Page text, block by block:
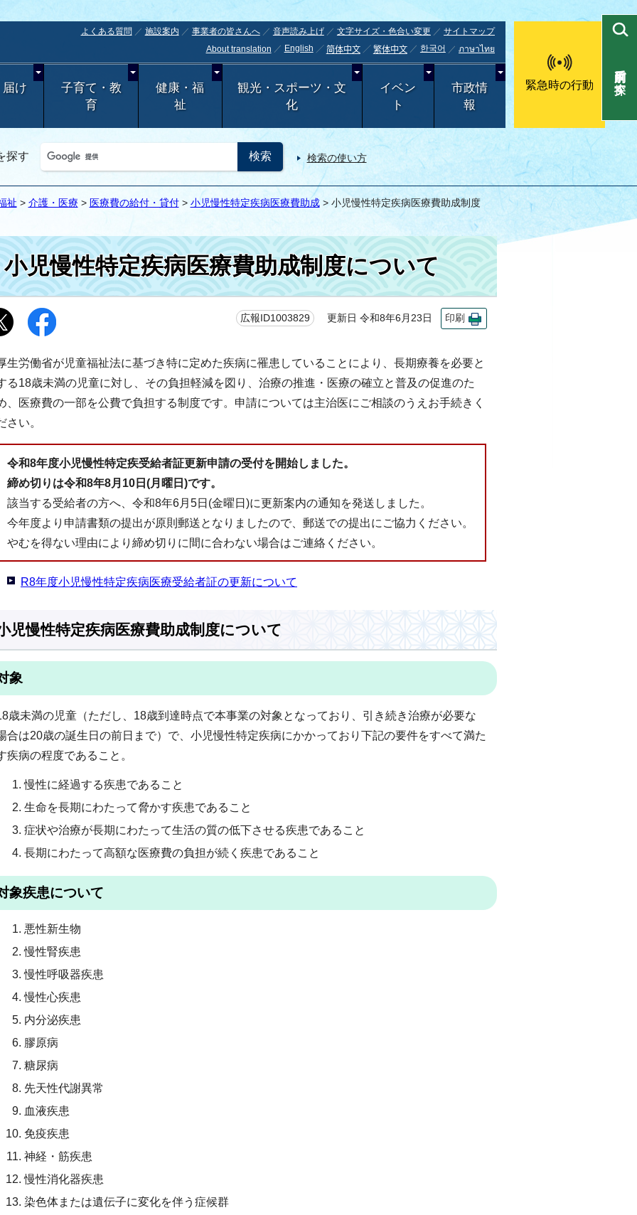
よくある質問 施設案内 事業者の皆さんへ 音声読み上げ 文字サイズ・色合い変更
サイトマップ
About translation
English 简体中文 繁体中文 한국어 ภาษาไทย
け
子育て・教
育
健康・福
祉
観光・スポーツ・文
化
イベン
ト
市政情
報
緊急時の行動
探す 検索の使い方
目的別で探す
祉 > 介護・医療 > 医療費の給付・貸付> 小児慢性特定疾病医療費助成> 小児慢性特定疾病医療費助成制度
小児慢性特定疾病医療費助成制度について
広報ID1003829 更新日 令和8年6月23日 印刷
生労働省が児童福祉法に基づき特に定めた疾病に罹患していることにより、長期療養を必要と
る18歳未満の児童に対し、その負担軽減を図り、治療の推進・医療の確立と普及の促進のた
、医療費の一部を公費で負担する制度です。申請については主治医にご相談のうえお手続きく
さい。
令和8年度小児慢性特定疾受給者証更新申請の受付を開始しました。
締め切りは令和8年8月10日(月曜日)です。
該当する受給者の方へ、令和8年6月5日(金曜日)に更新案内の通知を発送しました。
今年度より申請書類の提出が原則郵送となりましたので、郵送での提出にご協力ください。
やむを得ない理由により締め切りに間に合わない場合はご連絡ください。
R8年度小児慢性特定疾病医療受給者証の更新について
児慢性特定疾病医療費助成制度について
象
歳未満の児童（ただし、18歳到達時点で本事業の対象となっており、引き続き治療が必要な
合は20歳の誕生日の前日まで）で、小児慢性特定疾病にかかっており下記の要件をすべて満た
疾病の程度であること。
慢性に経過する疾患であること
生命を長期にわたって脅かす疾患であること
症状や治療が長期にわたって生活の質の低下させる疾患であること
長期にわたって高額な医療費の負担が続く疾患であること
象疾患について
悪性新生物
慢性腎疾患
慢性呼吸器疾患
慢性心疾患
内分泌疾患
膠原病
糖尿病
先天性代謝異常
血液疾患
免疫疾患
神経・筋疾患
慢性消化器疾患
染色体または遺伝子に変化を伴う症候群